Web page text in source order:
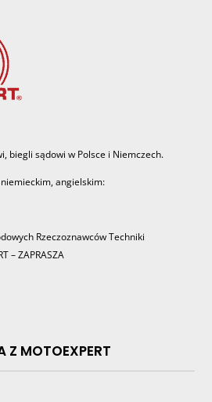
biegli sądowi w Polsce i Niemczech.
angielskim:
Rzeczoznawców Techniki
– ZAPRASZA
Z MOTOEXPERT